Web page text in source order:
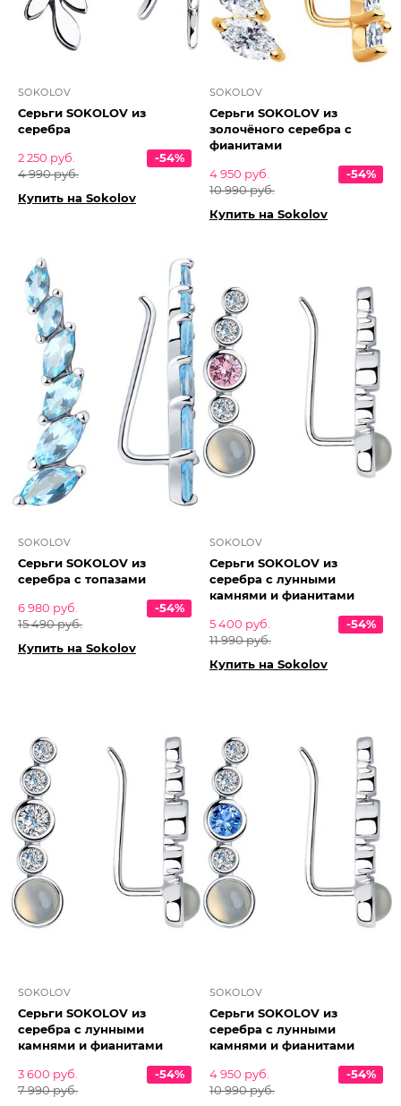
SOKOLOV
Серьги SOKOLOV из
серебра
2 250 руб.
4 990 руб.
-54%
Купить на Sokolov
SOKOLOV
Серьги SOKOLOV из
золочёного серебра с
фианитами
4 950 руб.
10 990 руб.
-54%
Купить на Sokolov
SOKOLOV
Серьги SOKOLOV из
серебра с топазами
6 980 руб.
15 490 руб.
-54%
Купить на Sokolov
SOKOLOV
Серьги SOKOLOV из
серебра с лунными
камнями и фианитами
5 400 руб.
11 990 руб.
-54%
Купить на Sokolov
SOKOLOV
Серьги SOKOLOV из
серебра с лунными
камнями и фианитами
3 600 руб.
7 990 руб.
-54%
SOKOLOV
Серьги SOKOLOV из
серебра с лунными
камнями и фианитами
4 950 руб.
10 990 руб.
-54%